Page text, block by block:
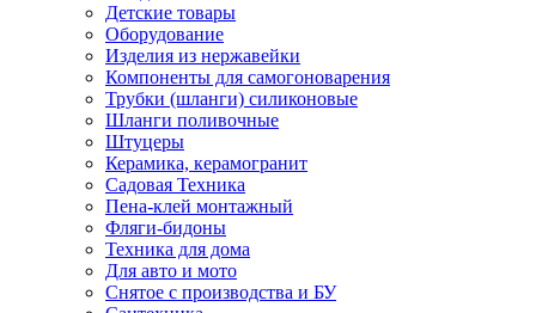
Детские товары
Оборудование
Изделия из нержавейки
Компоненты для самогоноварения
Трубки (шланги) силиконовые
Шланги поливочные
Штуцеры
Керамика, керамогранит
Садовая Техника
Пена-клей монтажный
Фляги-бидоны
Техника для дома
Для авто и мото
Снятое с производства и БУ